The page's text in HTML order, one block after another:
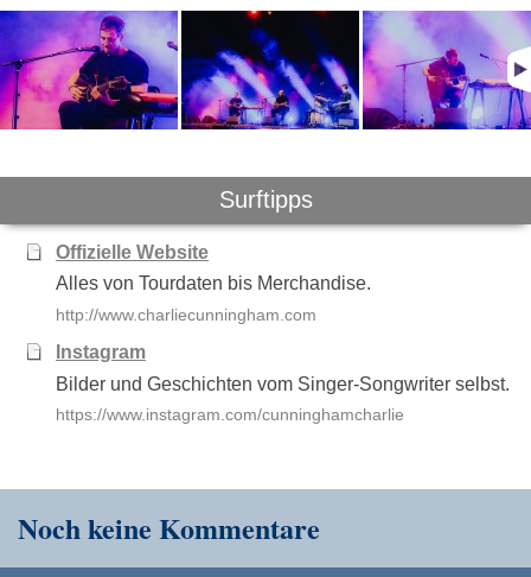
Surftipps
Offizielle Website
Alles von Tourdaten bis Merchandise.
http://www.charliecunningham.com
Instagram
Bilder und Geschichten vom Singer-Songwriter selbst.
https://www.instagram.com/cunninghamcharlie
Noch keine Kommentare